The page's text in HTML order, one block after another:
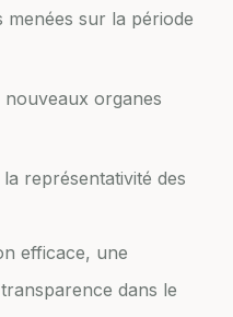
menées sur la période
nouveaux organes
représentativité des
efficace, une
dans le